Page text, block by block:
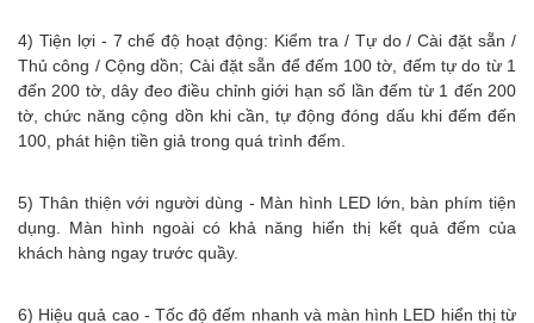
4) Tiện lợi - 7 chế độ hoạt động: Kiểm tra / Tự do / Cài đặt sẵn /
Thủ công / Cộng dồn; Cài đặt sẵn để đếm 100 tờ, đếm tự do từ 1
đến 200 tờ, dây đeo điều chỉnh giới hạn số lần đếm từ 1 đến 200
tờ, chức năng cộng dồn khi cần, tự động đóng dấu khi đếm đến
100, phát hiện tiền giả trong quá trình đếm.
5) Thân thiện với người dùng - Màn hình LED lớn, bàn phím tiện
dụng. Màn hình ngoài có khả năng hiển thị kết quả đếm của
khách hàng ngay trước quầy.
6) Hiệu quả cao - Tốc độ đếm nhanh và màn hình LED hiển thị từ